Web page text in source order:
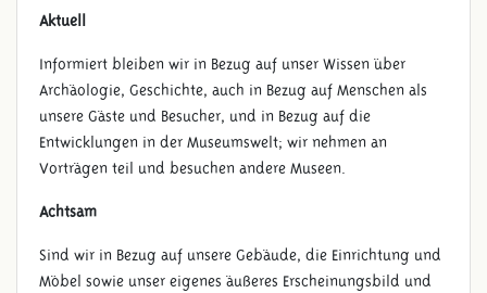
Aktuell
Informiert bleiben wir in Bezug auf unser Wissen über
Archäologie, Geschichte, auch in Bezug auf Menschen als
unsere Gäste und Besucher, und in Bezug auf die
Entwicklungen in der Museumswelt; wir nehmen an
Vorträgen teil und besuchen andere Museen.
Achtsam
Sind wir in Bezug auf unsere Gebäude, die Einrichtung und
Möbel sowie unser eigenes äußeres Erscheinungsbild und